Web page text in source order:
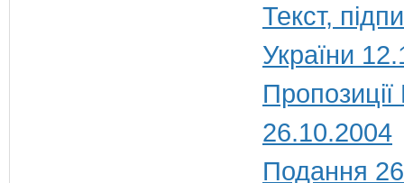
Текст,
України
26.10.2004
Подання